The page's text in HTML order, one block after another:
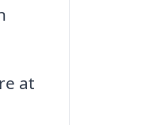
at